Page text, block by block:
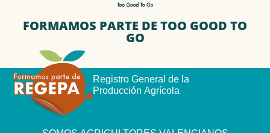
FORMAMOS PARTE DE TOO GOOD TO
GO
Registro General de la
Producción Agrícola